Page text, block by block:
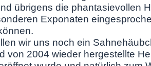
übrigens die phantasievollen
Exponaten
wir uns noch ein
von 2004 wieder hergestellte